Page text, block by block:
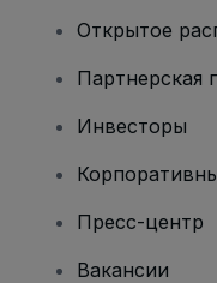
Открытое
Партнерская
Инвесторы
Пресс-центр
Вакансии